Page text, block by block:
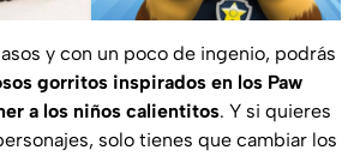
y con un poco de ingenio, podrás
gorritos inspirados en los Paw
a los niños calientitos. Y si quieres
solo tienes que cambiar los